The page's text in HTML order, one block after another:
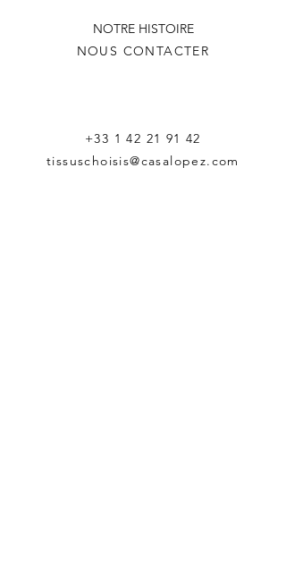
NOTRE HISTOIRE
NOUS CONTACTER
+33 1 42 21 91 42
tissuschoisis@casalopez.com